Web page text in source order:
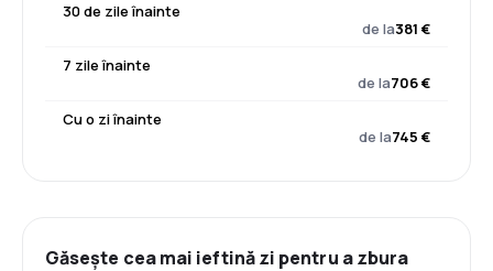
30 de zile înainte
de la381 €
7 zile înainte
de la706 €
Cu o zi înainte
de la745 €
Găsește cea mai ieftină zi pentru a zbura